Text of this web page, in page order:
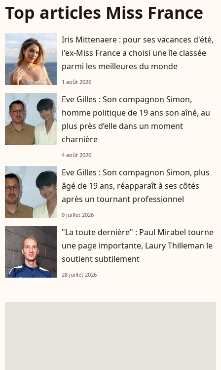
Top articles Miss France
Iris Mittenaere : pour ses vacances d'été,
l'ex-Miss France a choisi une île classée
parmi les meilleures du monde
1 août 2026
Eve Gilles : Son compagnon Simon,
homme politique de 19 ans son aîné, au
plus près d’elle dans un moment
charnière
4 août 2026
Eve Gilles : Son compagnon Simon, plus
âgé de 19 ans, réapparaît à ses côtés
après un tournant professionnel
9 juillet 2026
"La toute dernière" : Paul Mirabel tourne
une page importante, Laury Thilleman le
soutient subtilement
28 juillet 2026